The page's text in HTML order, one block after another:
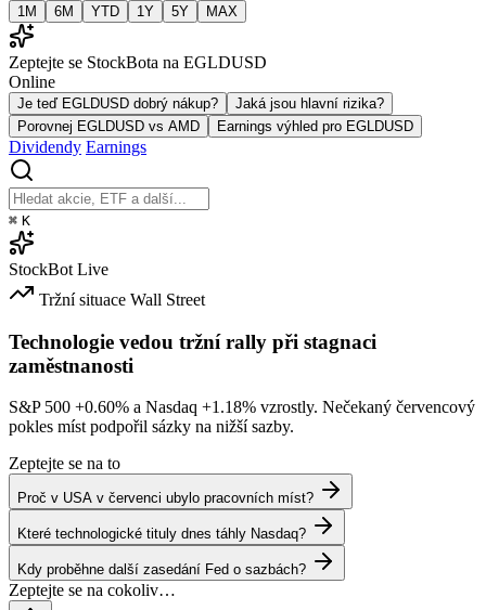
1M 6M YTD 1Y 5Y MAX
Zeptejte se StockBota na EGLDUSD
Online
Je teď EGLDUSD dobrý nákup?
Jaká jsou hlavní rizika?
Porovnej EGLDUSD vs AMD
Earnings výhled pro EGLDUSD
Dividendy Earnings
⌘ K
StockBot Live
Tržní situace Wall Street
Technologie vedou tržní rally při stagnaci
zaměstnanosti
S&P 500 +0.60% a Nasdaq +1.18% vzrostly. Nečekaný červencový
pokles míst podpořil sázky na nižší sazby.
Zeptejte se na to
Proč v USA v červenci ubylo pracovních míst?
Které technologické tituly dnes táhly Nasdaq?
Kdy proběhne další zasedání Fed o sazbách?